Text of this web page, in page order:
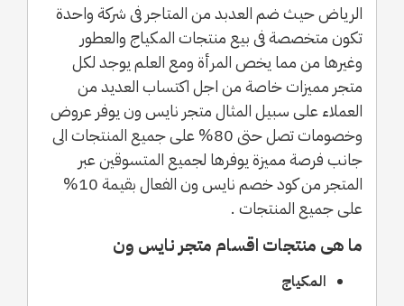
الرياض حيث ضم العدبد من المتاجر فى شركة واحدة
تكون متخصصة فى بيع منتجات المكياج والعطور
وغيرها من مما يخص المرأة ومع العلم يوجد لكل
متجر مميزات خاصة من اجل اكتساب العديد من
العملاء على سبيل المثال متجر نايس ون يوفر عروض
وخصومات تصل حتى 80% على جميع المنتجات الى
جانب فرصة مميزة يوفرها لجميع المتسوقين عبر
المتجر من كود خصم نايس ون الفعال بقيمة 10%
على جميع المنتجات .
ما هى منتجات اقسام متجر نايس ون
المكياج